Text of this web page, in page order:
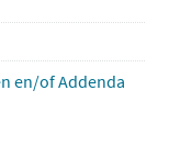
en/of Addenda